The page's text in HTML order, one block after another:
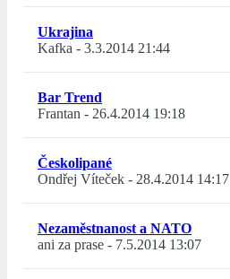
Ukrajina
Kafka - 3.3.2014 21:44
Bar Trend
Frantan - 26.4.2014 19:18
Českolipané
Ondřej Víteček - 28.4.2014 14:17
Nezaměstnanost a NATO
ani za prase - 7.5.2014 13:07